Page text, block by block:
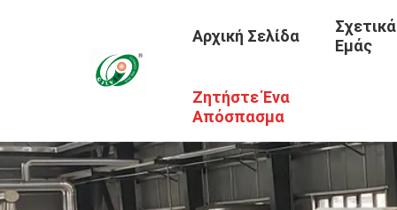
Αρχική Σελίδα
Εμάς
Ζητήστε Ένα
Απόσπασμα